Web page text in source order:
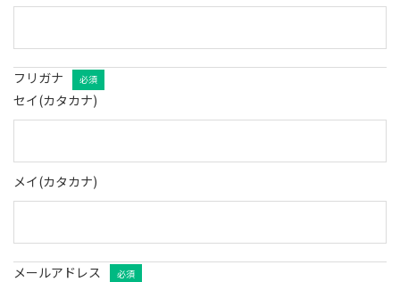
フリガナ 必須
セイ(カタカナ)
メイ(カタカナ)
メールアドレス 必須